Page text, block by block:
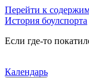
Перейти к
История боулспорта
Если где-то
Календарь